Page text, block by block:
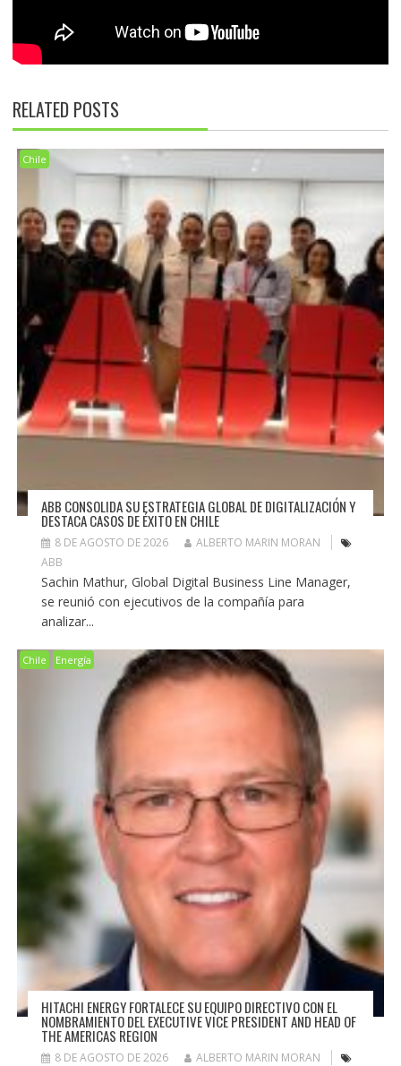
RELATED POSTS
Chile
ABB CONSOLIDA SU ESTRATEGIA GLOBAL DE DIGITALIZACIÓN Y
DESTACA CASOS DE ÉXITO EN CHILE
8 DE AGOSTO DE 2026
ALBERTO MARIN MORAN
ABB
Sachin Mathur, Global Digital Business Line Manager,
se reunió con ejecutivos de la compañía para
analizar...
Chile Energía
HITACHI ENERGY FORTALECE SU EQUIPO DIRECTIVO CON EL
NOMBRAMIENTO DEL EXECUTIVE VICE PRESIDENT AND HEAD OF
THE AMERICAS REGION
8 DE AGOSTO DE 2026
ALBERTO MARIN MORAN